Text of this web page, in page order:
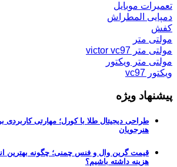
تعمیرات موبایل
دمپایی المطراش
کفش
مولتی متر
مولتی متر victor vc97
مولتی متر ویکتور
ویکتور vc97
پیشنهاد ویژه
طراحی دیجیتال طلا با کورل؛ مهارتی کاربردی
هنرجویان
قیمت گرین وال و فنس چمنی؛ چگونه بهترین
هزینه داشته باشیم؟